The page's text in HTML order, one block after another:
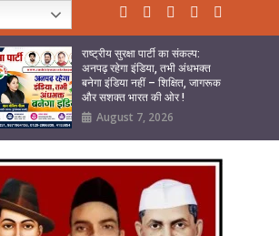
राष्ट्रीय सुरक्षा पार्टी का संकल्प:
अनपढ़ रहेगा इंडिया, तभी अंधभक्त
बनेगा इंडिया नहीं – शिक्षित, जागरूक
और सशक्त भारत की ओर !
August 7, 2026